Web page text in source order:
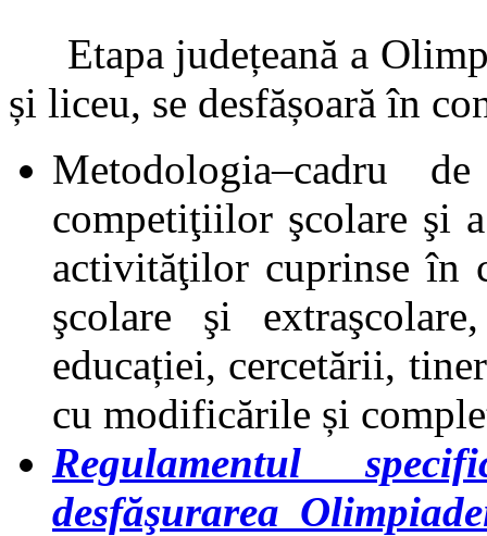
Etapa județeană a
și liceu, se desfășoară în
Metodologia–cadru
competiţiilor şcolare şi
activităţilor cuprinse în
şcolare şi
educației, cercetării,
cu modificările și
Regulamentul
desfăşurarea